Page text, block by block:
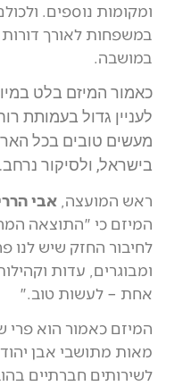
ומקומות נוספים.
במשפחות לאורך דורות
במושבה.
כאמור המיזם בלט
לעניין גדול בעמותת
מעשים טובים בכל
בישראל, ולסיקור נרחב.
ראש המועצה, אבי
המיזם כי "התוצאה
לחיבור החזק שיש לנו
ומבוגרים, עדות
אחת – לעשות טוב."
המיזם כאמור הוא פרי
מאות מתושבי אבן
לשירותים חברתיים